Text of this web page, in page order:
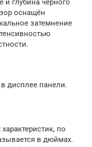
и глубина чёрного
оснащён
затемнение
дисплее панели.
по
в дюймах.